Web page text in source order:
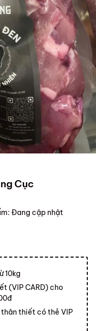
Cục
Đang cập nhật
10kg
(VIP CARD) cho
thiết có thẻ VIP